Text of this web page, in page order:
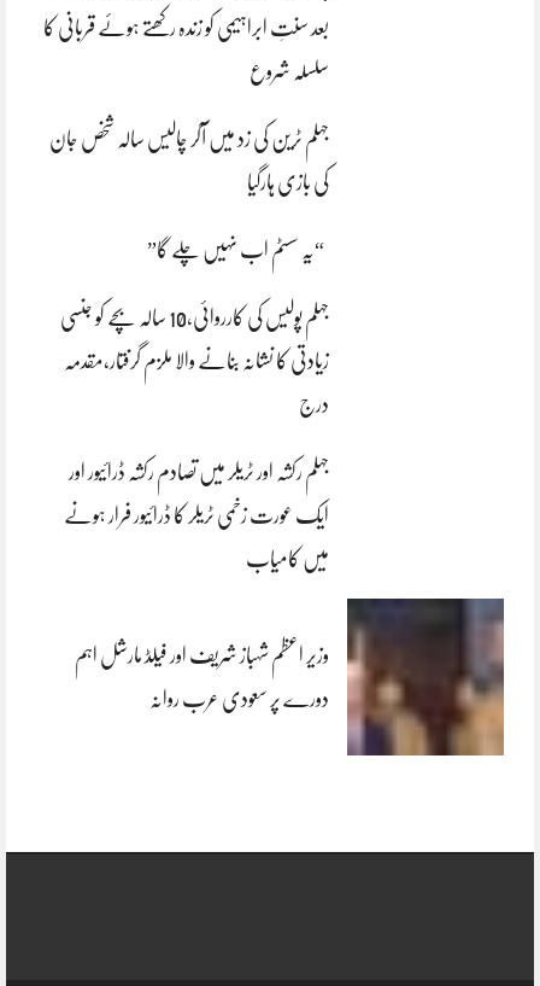
بعد سنتِ ابراہیمی کو زندہ رکھتے ہوئے قربانی کا
سلسلہ شروع
جہلم ٹرین کی زد میں آکر چالیس سالہ شخص جان
کی بازی ہارگیا
“یہ سسٹم اب نہیں چلے گا”
جہلم پولیس کی کارروائی،10 سالہ بچے کو جنسی
زیادتی کا نشانہ بنانے والا ملزم گرفتار،مقدمہ
درج
جہلم رکشہ اور ٹریلر میں تصادم رکشہ ڈرائیور اور
ایک عورت زخمی ٹریلر کا ڈرائیور فرار ہونے
میں کامیاب
وزیر اعظم شہباز شریف اور فیلڈ مارشل اہم
دورے پر سعودی عرب روانہ